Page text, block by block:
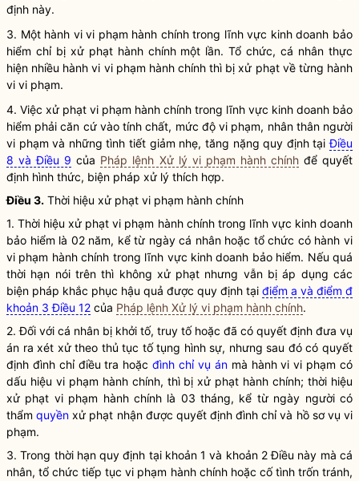
định này.
3. Một hành vi vi phạm hành chính trong lĩnh vực kinh doanh bảo
hiểm chỉ bị xử phạt hành chính một lần. Tổ chức, cá nhân thực
hiện nhiều hành vi vi phạm hành chính thì bị xử phạt về từng hành
vi vi phạm.
4. Việc xử phạt vi phạm hành chính trong lĩnh vực kinh doanh bảo
hiểm phải căn cứ vào tính chất, mức độ vi phạm, nhân thân người
vi phạm và những tình tiết giảm nhẹ, tăng nặng quy định tạiĐiều
8 và Điều 9 của Pháp lệnh Xử lý vi phạm hành chínhđể quyết
định hình thức, biện pháp xử lý thích hợp.
Điều 3. Thời hiệu xử phạt vi phạm hành chính
1. Thời hiệu xử phạt vi phạm hành chính trong lĩnh vực kinh doanh
bảo hiểm là 02 năm, kể từ ngày cá nhân hoặc tổ chức có hành vi
vi phạm hành chính trong lĩnh vực kinh doanh bảo hiểm. Nếu quá
thời hạn nói trên thì không xử phạt nhưng vẫn bị áp dụng các
biện pháp khắc phục hậu quả được quy định tại điểm a và điểm đ
khoản 3 Điều 12 của Pháp lệnh Xử lý vi phạm hành chính.
2. Đối với cá nhân bị khởi tố, truy tố hoặc đã có quyết định đưa vụ
án ra xét xử theo thủ tục tố tụng hình sự, nhưng sau đó có quyết
định đình chỉ điều tra hoặcđình chỉ vụ ánmà hành vi vi phạm có
dấu hiệu vi phạm hành chính, thì bị xử phạt hành chính; thời hiệu
xử phạt vi phạm hành chính là 03 tháng, kể từ ngày người có
thẩmquyền xử phạt nhận được quyết định đình chỉ và hồ sơ vụ vi
phạm.
3. Trong thời hạn quy định tại khoản 1 và khoản 2 Điều này mà cá
nhân, tổ chức tiếp tục vi phạm hành chính hoặc cố tình trốn tránh,